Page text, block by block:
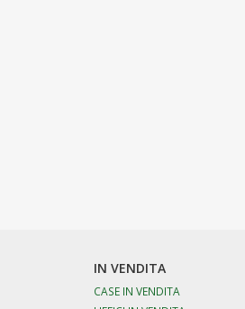
IN VENDITA
CASE IN VENDITA